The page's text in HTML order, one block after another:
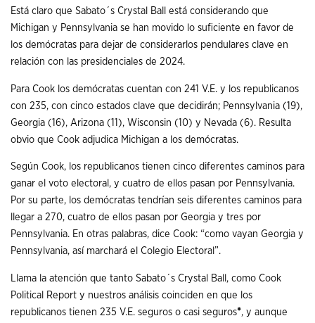
Está claro que Sabato´s Crystal Ball está considerando que
Michigan y Pennsylvania se han movido lo suficiente en favor de
los demócratas para dejar de considerarlos pendulares clave en
relación con las presidenciales de 2024.
Para Cook los demócratas cuentan con 241 V.E. y los republicanos
con 235, con cinco estados clave que decidirán; Pennsylvania (19),
Georgia (16), Arizona (11), Wisconsin (10) y Nevada (6). Resulta
obvio que Cook adjudica Michigan a los demócratas.
Según Cook, los republicanos tienen cinco diferentes caminos para
ganar el voto electoral, y cuatro de ellos pasan por Pennsylvania.
Por su parte, los demócratas tendrían seis diferentes caminos para
llegar a 270, cuatro de ellos pasan por Georgia y tres por
Pennsylvania. En otras palabras, dice Cook: “como vayan Georgia y
Pennsylvania, así marchará el Colegio Electoral”.
Llama la atención que tanto Sabato´s Crystal Ball, como Cook
Political Report y nuestros análisis coinciden en que los
republicanos tienen 235 V.E. seguros o casi seguros*, y aunque